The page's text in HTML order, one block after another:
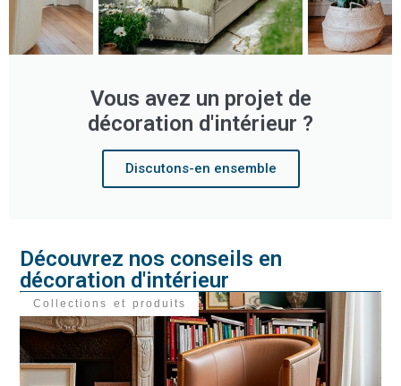
Vous avez un projet de
décoration d'intérieur ?
Discutons-en ensemble
Découvrez nos conseils en
décoration d'intérieur
Collections et produits